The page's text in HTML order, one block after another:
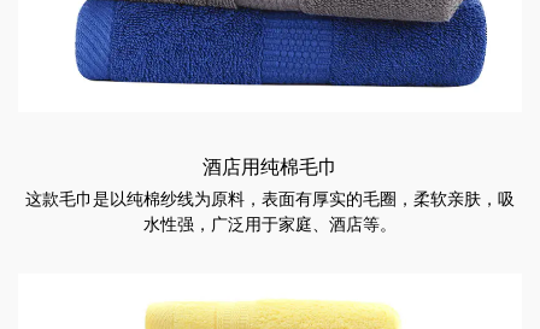
酒店用纯棉毛巾
这款毛巾是以纯棉纱线为原料，表面有厚实的毛圈，柔软亲肤，吸
水性强，广泛用于家庭、酒店等。